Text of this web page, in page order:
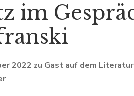
im
2022 zu Gast auf dem